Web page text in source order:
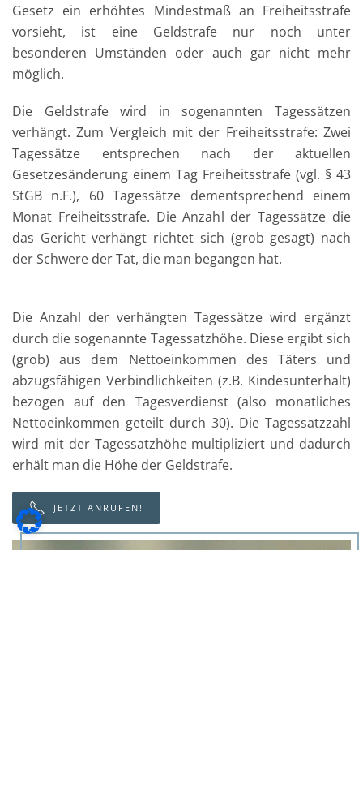
Gesetz ein erhöhtes Mindestmaß an Freiheitsstrafe
vorsieht, ist eine Geldstrafe nur noch unter
besonderen Umständen oder auch gar nicht mehr
möglich.
Die Geldstrafe wird in sogenannten Tagessätzen
verhängt. Zum Vergleich mit der Freiheitsstrafe: Zwei
Tagessätze entsprechen nach der aktuellen
Gesetzesänderung einem Tag Freiheitsstrafe (vgl. § 43
StGB n.F.), 60 Tagessätze dementsprechend einem
Monat Freiheitsstrafe. Die Anzahl der Tagessätze die
das Gericht verhängt richtet sich (grob gesagt) nach
der Schwere der Tat, die man begangen hat.
Die Anzahl der verhängten Tagessätze wird ergänzt
durch die sogenannte Tagessatzhöhe. Diese ergibt sich
(grob) aus dem Nettoeinkommen des Täters und
abzugsfähigen Verbindlichkeiten (z.B. Kindesunterhalt)
bezogen auf den Tagesverdienst (also monatliches
Nettoeinkommen geteilt durch 30). Die Tagessatzzahl
wird mit der Tagessatzhöhe multipliziert und dadurch
erhält man die Höhe der Geldstrafe.
JETZT ANRUFEN!